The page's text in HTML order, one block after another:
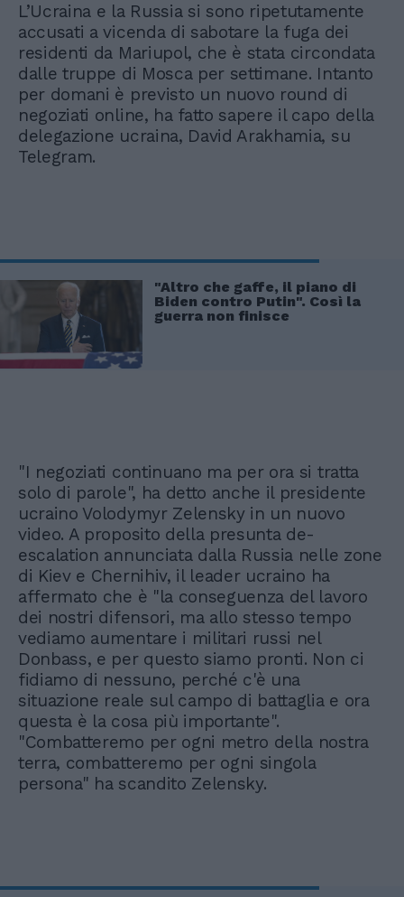
L’Ucraina e la Russia si sono ripetutamente
accusati a vicenda di sabotare la fuga dei
residenti da Mariupol, che è stata circondata
dalle truppe di Mosca per settimane. Intanto
per domani è previsto un nuovo round di
negoziati online, ha fatto sapere il capo della
delegazione ucraina, David Arakhamia, su
Telegram.
"Altro che gaffe, il piano di
Biden contro Putin". Così la
guerra non finisce
"I negoziati continuano ma per ora si tratta
solo di parole", ha detto anche il presidente
ucraino Volodymyr Zelensky in un nuovo
video. A proposito della presunta de-
escalation annunciata dalla Russia nelle zone
di Kiev e Chernihiv, il leader ucraino ha
affermato che è "la conseguenza del lavoro
dei nostri difensori, ma allo stesso tempo
vediamo aumentare i militari russi nel
Donbass, e per questo siamo pronti. Non ci
fidiamo di nessuno, perché c'è una
situazione reale sul campo di battaglia e ora
questa è la cosa più importante".
"Combatteremo per ogni metro della nostra
terra, combatteremo per ogni singola
persona" ha scandito Zelensky.